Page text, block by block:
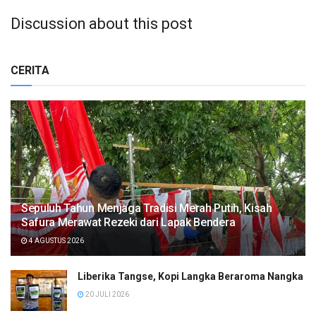
Discussion about this post
CERITA
Sepuluh Tahun Menjaga Tradisi Merah Putih, Kisah
Safura Merawat Rezeki dari Lapak Bendera
4 AGUSTUS 2026
Liberika Tangse, Kopi Langka Beraroma Nangka
20 JULI 2026